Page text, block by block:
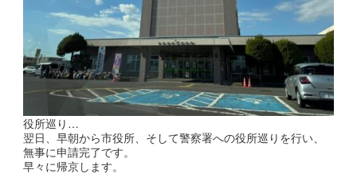
役所巡り…
翌日、早朝から市役所、そして警察署への役所巡りを行い、
無事に申請完了です。
早々に帰京します。